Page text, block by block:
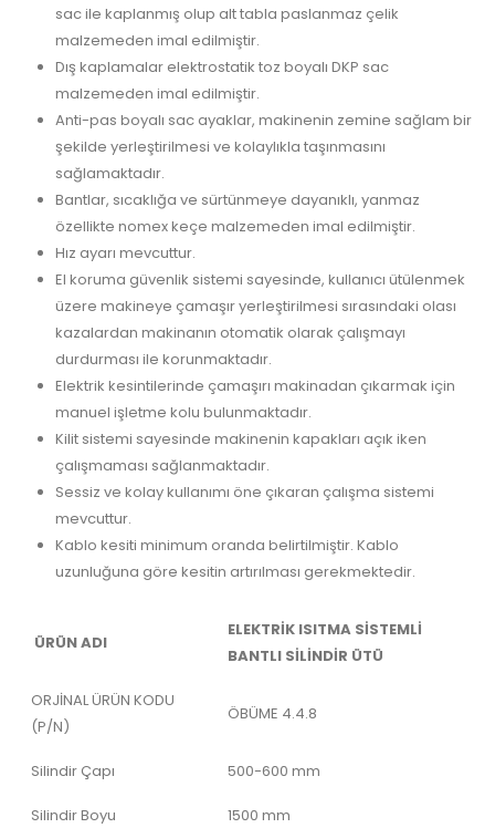
sac ile kaplanmış olup alt tabla paslanmaz çelik
malzemeden imal edilmiştir.
Dış kaplamalar elektrostatik toz boyalı DKP sac
malzemeden imal edilmiştir.
Anti-pas boyalı sac ayaklar, makinenin zemine sağlam bir
şekilde yerleştirilmesi ve kolaylıkla taşınmasını
sağlamaktadır.
Bantlar, sıcaklığa ve sürtünmeye dayanıklı, yanmaz
özellikte nomex keçe malzemeden imal edilmiştir.
Hız ayarı mevcuttur.
El koruma güvenlik sistemi sayesinde, kullanıcı ütülenmek
üzere makineye çamaşır yerleştirilmesi sırasındaki olası
kazalardan makinanın otomatik olarak çalışmayı
durdurması ile korunmaktadır.
Elektrik kesintilerinde çamaşırı makinadan çıkarmak için
manuel işletme kolu bulunmaktadır.
Kilit sistemi sayesinde makinenin kapakları açık iken
çalışmaması sağlanmaktadır.
Sessiz ve kolay kullanımı öne çıkaran çalışma sistemi
mevcuttur.
Kablo kesiti minimum oranda belirtilmiştir. Kablo
uzunluğuna göre kesitin artırılması gerekmektedir.
ÜRÜN ADI
ELEKTRİK ISITMA SİSTEMLİ
BANTLI SİLİNDİR ÜTÜ
ORJİNAL ÜRÜN KODU
(P/N)
ÖBÜME 4.4.8
Silindir Çapı 500-600 mm
Silindir Boyu 1500 mm